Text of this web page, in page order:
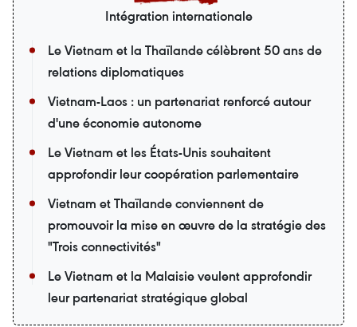
Intégration internationale
Le Vietnam et la Thaïlande célèbrent 50 ans de
relations diplomatiques
Vietnam-Laos : un partenariat renforcé autour
d'une économie autonome
Le Vietnam et les États-Unis souhaitent
approfondir leur coopération parlementaire
Vietnam et Thaïlande conviennent de
promouvoir la mise en œuvre de la stratégie des
"Trois connectivités"
Le Vietnam et la Malaisie veulent approfondir
leur partenariat stratégique global